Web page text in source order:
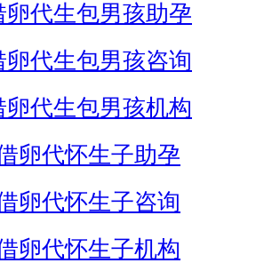
卵代生包男孩助孕
卵代生包男孩咨询
卵代生包男孩机构
卵代怀生子助孕
卵代怀生子咨询
卵代怀生子机构